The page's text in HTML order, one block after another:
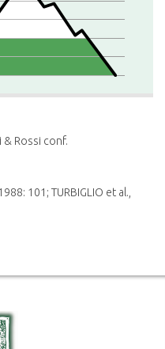
& Rossi conf.
101; TURBIGLIO et al.,